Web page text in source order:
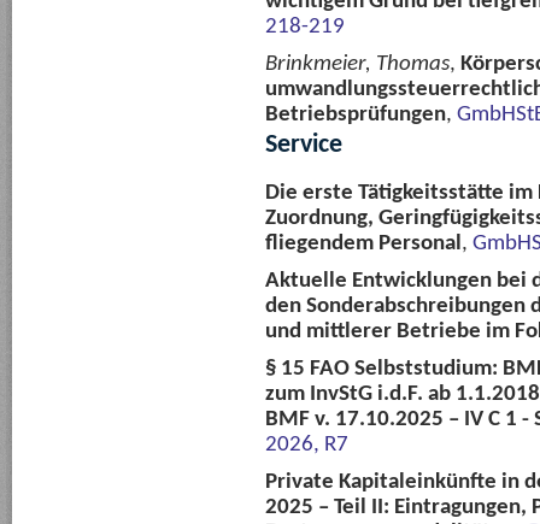
218-219
Brinkmeier, Thomas,
Betriebsprüfungen,
Service
Die erste Tätigkeitsstätte im
Zuordnung,
fliegendem Personal,
Aktuelle Entwicklungen bei
den Sonderabschreibungen
und mittlerer Betriebe im
§ 15 FAO Selbststudium:
zum InvStG i.d.F. ab
BMF v. 17.10.2025 – IV C 1
2026, R7
Private Kapitaleinkünfte in
2025 – Teil II: Eintragungen,